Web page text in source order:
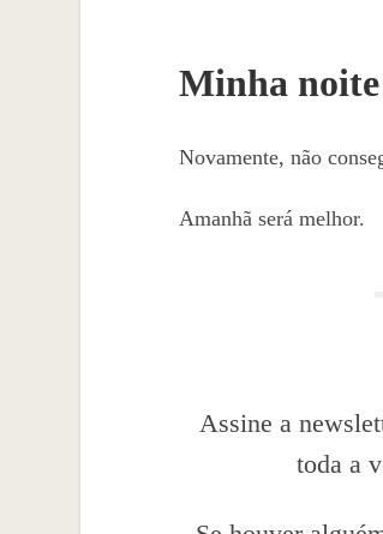
Minha noite
Novamente, não
Amanhã será melhor.
Assine a
toda a